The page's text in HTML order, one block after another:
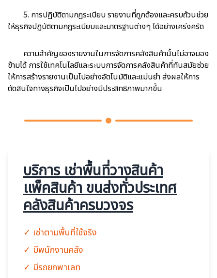
5. การปฏิบัติตามกฎระเบียบ รายงานที่ถูกต้องและครบถ้วนช่วย
ให้ธุรกิจปฏิบัติตามกฎระเบียบและมาตรฐานต่างๆ ได้อย่างเคร่งครัด
ความสำคัญของรายงานในการจัดการคลังสินค้านั้นไม่อาจมอง
ข้ามได้ การใช้เทคโนโลยีและระบบการจัดการคลังสินค้าที่ทันสมัยช่วย
ให้การสร้างรายงานเป็นไปอย่างอัตโนมัติและแม่นยำ ส่งผลให้การ
ตัดสินใจทางธุรกิจเป็นไปอย่างมีประสิทธิภาพมากขึ้น
บริการ เช่าพื้นที่วางสินค้า
เเพ็คสินค้า ขนส่งทั่วประเทศ
คลังสินค้าครบวงจร
✓ เช่าตามพื้นที่ใช้จริง
✓ มีพนักงานคลัง
✓ มีรถยกพาเลท